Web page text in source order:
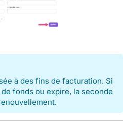
à des fins de facturation. Si
fonds ou expire, la seconde